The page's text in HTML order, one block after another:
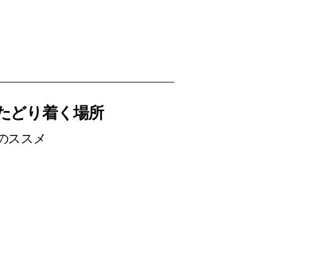
どり着く場所
ススメ